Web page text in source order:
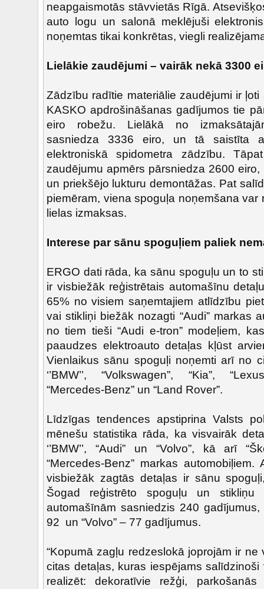
neapgaismotās stāvvietās Rīgā.
auto logu un salonā meklējuši
noņemtas tikai konkrētas, viegli
Lielākie zaudējumi – vairāk nekā 3300
Zādzību radītie materiālie zaudējumi ir
KASKO apdrošināšanas gadījumos tie
eiro robežu. Lielākā no
sasniedza 3336 eiro, un tā saistīta ar
elektroniskā spidometra zādzību.
zaudējumu apmērs pārsniedza 2600
un priekšējo lukturu demontāžas. Pat
piemēram, viena spoguļa noņemšana var
lielas izmaksas.
Interese par sānu spoguļiem paliek
ERGO dati rāda, ka sānu spoguļu un to
ir visbiežāk reģistrētais automašīnu
65% no visiem saņemtajiem atlīdzību
vai stikliņi biežāk nozagti “Audi” markas
no tiem tieši “Audi e-tron” modeļiem,
paaudzes elektroauto detaļas kļūst
Vienlaikus sānu spoguļi noņemti arī no
‘’BMW’’, “Volkswagen”, “Kia”,
“Mercedes-Benz” un “Land Rover”.
Līdzīgas tendences apstiprina Valsts
mēnešu statistika rāda, ka visvairāk
‘’BMW’’, “Audi” un “Volvo”, kā arī
“Mercedes-Benz” markas
visbiežāk zagtās detaļas ir sānu
Šogad reģistrēto spoguļu un stikliņu
automašīnām sasniedzis 240 gadījumus,
92 un “Volvo” – 77 gadījumus.
“Kopumā zagļu redzeslokā joprojām ir
citas detaļas, kuras iespējams
realizēt: dekoratīvie režģi,